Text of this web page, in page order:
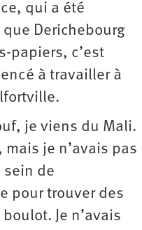
qui a été
que Derichebourg
papiers, c’est
à travailler à
je viens du Mali.
mais je n’avais pas
sein de
pour trouver des
Je n’avais